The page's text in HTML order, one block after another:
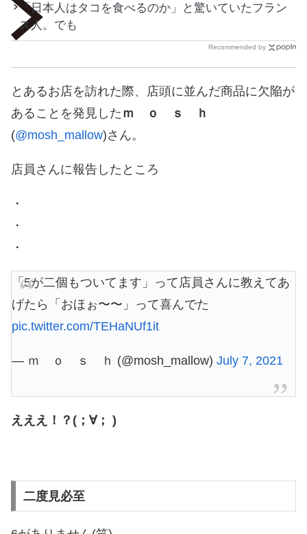
「日本人はタコを食べるのか」と驚いていたフラン
ス人。でも
Recommended by
とあるお店を訪れた際、店頭に並んだ商品に欠陥が
あることを発見した ｍ ｏ ｓ ｈ
(@mosh_mallow)さん。
店員さんに報告したところ
・
・
・
「5が二個もついてます」って店員さんに教えてあ
げたら「おほぉ〜〜」って喜んでた
pic.twitter.com/TEHaNUf1it
— ｍ ｏ ｓ ｈ (@mosh_mallow) July 7, 2021
えええ！？(；∀； )
二度見必至